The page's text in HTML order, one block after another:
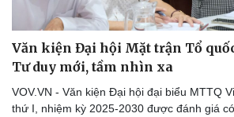
Văn kiện Đại hội Mặt trận Tổ
Tư duy mới, tầm nhìn xa
VOV.VN - Văn kiện Đại hội đại biểu MTTQ
thứ I, nhiệm kỳ 2025-2030 được đánh giá